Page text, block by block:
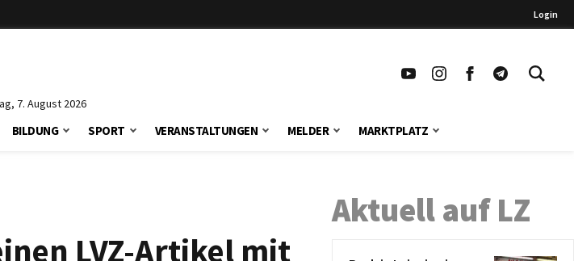
Login
7. August 2026
BILDUNG SPORT VERANSTALTUNGEN MELDER MARKTPLATZ
LVZ-Artikel mit
Aktuell auf LZ